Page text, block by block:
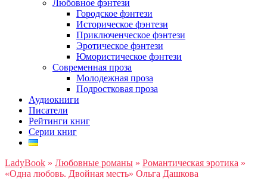
Любовное фэнтези
Городское фэнтези
Историческое фэнтези
Приключенческое фэнтези
Эротическое фэнтези
Юмористическое фэнтези
Современная проза
Молодежная проза
Подростковая проза
Аудиокниги
Писатели
Рейтинги книг
Серии книг
LadyBook » Любовные романы » Романтическая эротика »
«Одна любовь. Двойная месть» Ольга Дашкова